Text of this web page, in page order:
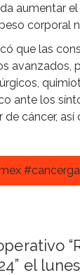
aumentar
corporal
que las
avanzados,
ante los
cáncer,
el